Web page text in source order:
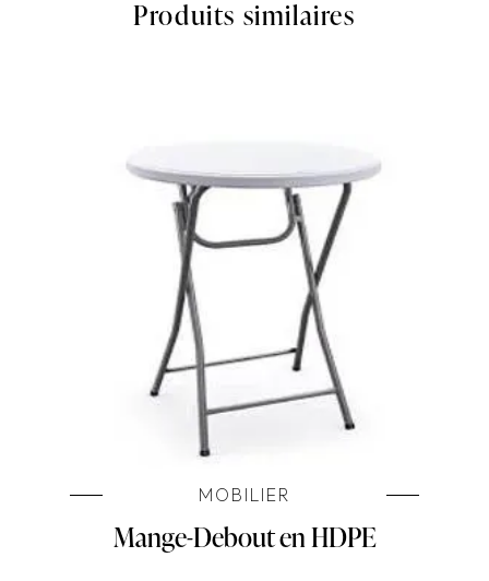
Produits similaires
MOBILIER
Mange-Debout en HDPE